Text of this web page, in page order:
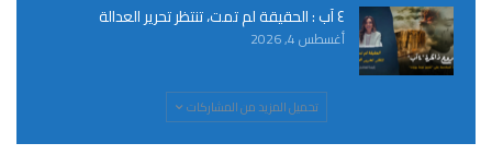
٤ آب : الحقيقة لم تمت، تنتظر تحرير العدالة
أغسطس 4, 2026
تحميل المزيد من المشاركات